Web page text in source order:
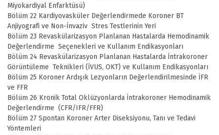
Miyokardiyal Enfarktüsü)
Bölüm 22 Kardiyovasküler Değerlendirmede Koroner BT
Anjiyografi ve Non-İnvaziv Stres Testlerinin Yeri
Bölüm 23 Revaskülarizasyon Planlanan Hastalarda Hemodinamik
Değerlendirme Seçenekleri ve Kullanım Endikasyonları
Bölüm 24 Revaskülarizasyon Planlanan Hastalarda İntrakoroner
Görüntüleme Teknikleri (İVUS, OKT) ve Kullanım Endikasyonları
Bölüm 25 Koroner Ardışık Lezyonların Değerlendirilmesinde İFR
ve FFR
Bölüm 26 Kronik Total Oklüzyonlarda İntrakoroner Hemodinamik
Değerlendirme (CFR/IFR/FFR)
Bölüm 27 Spontan Koroner Arter Diseksiyonu, Tanı ve Tedavi
Yöntemleri